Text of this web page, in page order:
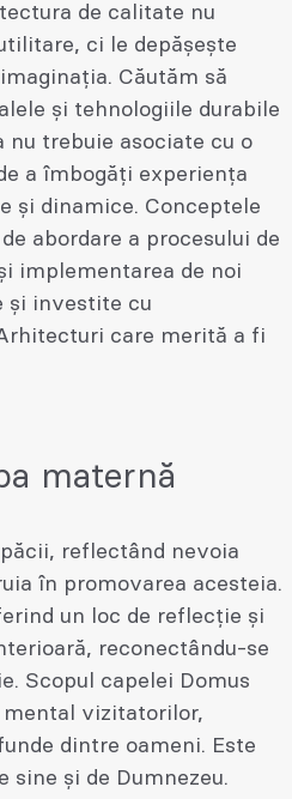
de calitate nu
ci le depășește
Căutăm să
și tehnologiile durabile
nu trebuie asociate cu o
a îmbogăți experiența
și dinamice. Conceptele
abordare a procesului de
implementarea de noi
și investite cu
care merită a fi
maternă
reflectând nevoia
în promovarea acesteia.
un loc de reflecție și
reconectându-se
Scopul capelei Domus
mental vizitatorilor,
dintre oameni. Este
sine și de Dumnezeu.